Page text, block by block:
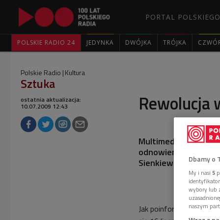
PORTAL
POLSKIE RADIO 24 JEDYNKA DWÓJKA TRÓJKA
Polskie Radio Kultura
Sztuka
Rewolucja
ostatnia aktualizacja:
10.07.2009 12:43
Multimedialna
odnowienie
Sienkiewicza.
Jak poinformowała w
Dbamy o
My i nasi 5
wybory lub
naszym